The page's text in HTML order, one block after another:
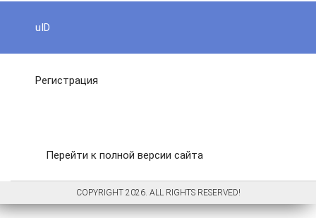
uID
Регистрация
Перейти к полной версии сайта
COPYRIGHT 2026. ALL RIGHTS RESERVED!